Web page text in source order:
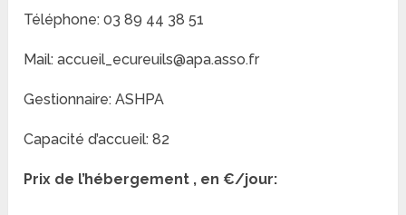
Téléphone: 03 89 44 38 51
Mail: accueil_ecureuils@apa.asso.fr
Gestionnaire: ASHPA
Capacité d’accueil: 82
Prix de l’hébergement , en €/jour: